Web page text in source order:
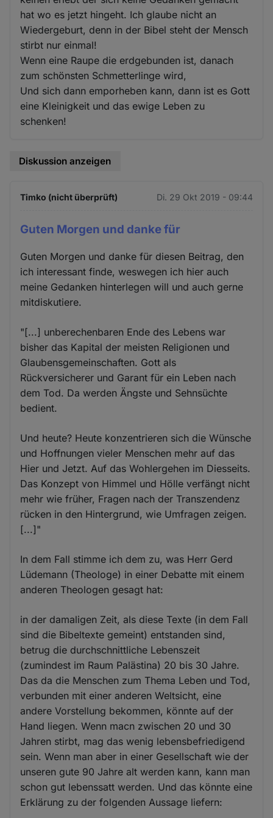
hat wo es jetzt hingeht. Ich glaube nicht an
Wiedergeburt, denn in der Bibel steht der Mensch
stirbt nur einmal!
Wenn eine Raupe die erdgebunden ist, danach
zum schönsten Schmetterlinge wird,
Und sich dann emporheben kann, dann ist es Gott
eine Kleinigkeit und das ewige Leben zu
schenken!
Diskussion anzeigen
Timko (nicht überprüft) Di. 29 Okt 2019 - 09:44
Guten Morgen und danke für
Guten Morgen und danke für diesen Beitrag, den
ich interessant finde, weswegen ich hier auch
meine Gedanken hinterlegen will und auch gerne
mitdiskutiere.
"[...] unberechenbaren Ende des Lebens war
bisher das Kapital der meisten Religionen und
Glaubensgemeinschaften. Gott als
Rückversicherer und Garant für ein Leben nach
dem Tod. Da werden Ängste und Sehnsüchte
bedient.
Und heute? Heute konzentrieren sich die Wünsche
und Hoffnungen vieler Menschen mehr auf das
Hier und Jetzt. Auf das Wohlergehen im Diesseits.
Das Konzept von Himmel und Hölle verfängt nicht
mehr wie früher, Fragen nach der Transzendenz
rücken in den Hintergrund, wie Umfragen zeigen.
[...]"
In dem Fall stimme ich dem zu, was Herr Gerd
Lüdemann (Theologe) in einer Debatte mit einem
anderen Theologen gesagt hat:
in der damaligen Zeit, als diese Texte (in dem Fall
sind die Bibeltexte gemeint) entstanden sind,
betrug die durchschnittliche Lebenszeit
(zumindest im Raum Palästina) 20 bis 30 Jahre.
Das da die Menschen zum Thema Leben und Tod,
verbunden mit einer anderen Weltsicht, eine
andere Vorstellung bekommen, könnte auf der
Hand liegen. Wenn macn zwischen 20 und 30
Jahren stirbt, mag das wenig lebensbefriedigend
sein. Wenn man aber in einer Gesellschaft wie der
unseren gute 90 Jahre alt werden kann, kann man
schon gut lebenssatt werden. Und das könnte eine
Erklärung zu der folgenden Aussage liefern: